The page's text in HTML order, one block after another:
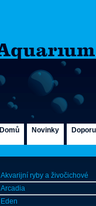
Domů Novinky
Akvarijní ryby a živočichové
Arcadia
Eden